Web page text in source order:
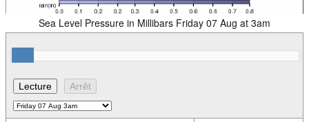
Sea Level Pressure in Millibars Friday 07 Aug at 3am